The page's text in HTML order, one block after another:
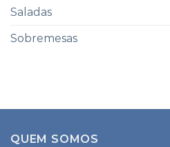
Saladas
Sobremesas
QUEM SOMOS